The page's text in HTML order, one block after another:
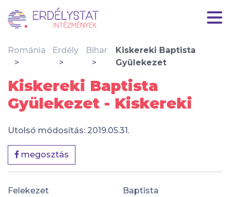
Románia Erdély Bihar
Kiskereki Baptista
Gyülekezet
Kiskereki Baptista
Gyülekezet - Kiskereki
Utolsó módosítás: 2019.05.31.
megosztás
Felekezet Baptista